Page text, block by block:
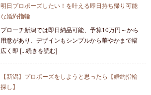
明日プロポーズしたい！を叶える即日持ち帰り可能
な婚約指輪
ブローチ新潟では即日納品可能、予算10万円～から
用意があり、デザインもシンプルから華やかまで幅
広く即 [...続きを読む]
【新潟】プロポーズをしようと思ったら【婚約指輪
探し】